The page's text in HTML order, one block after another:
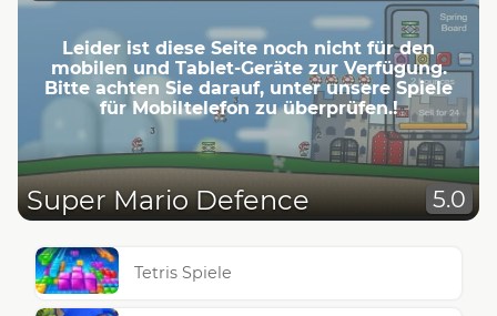
Leider ist diese Seite noch nicht für den
mobilen und Tablet-Geräte zur Verfügung.
Bitte achten Sie darauf, unter unsere Spiele
für Mobiltelefon zu überprüfen.!
Super Mario Defence 5.0
Tetris Spiele